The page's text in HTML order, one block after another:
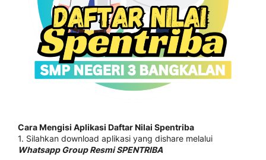
Cara Mengisi Aplikasi Daftar Nilai Spentriba
1. Silahkan download aplikasi yang dishare melalui
Whatsapp Group Resmi SPENTRIBA